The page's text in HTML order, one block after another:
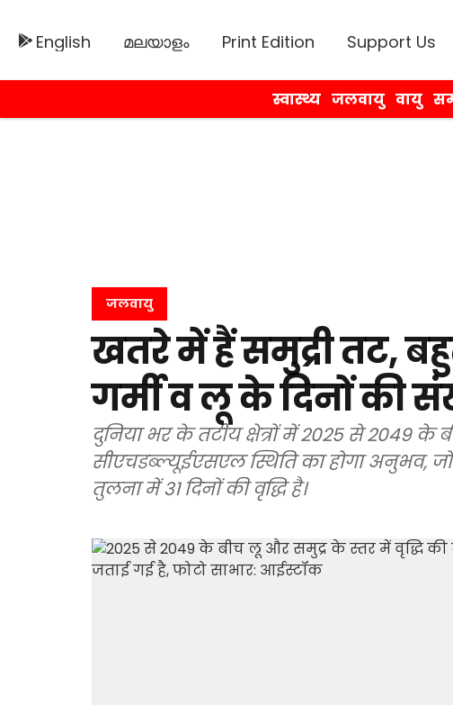
English മലയാളം Print Edition Support Us
स्वास्थ्य जलवायु वायु
जलवायु
खतरे में हैं समुद्री तट,
गर्मी व लू के दिनों की
दुनिया भर के तटीय क्षेत्रों में 2025 से 2049
सीएचडब्ल्यूईएसएल स्थिति का होगा अनुभव,
तुलना में 31 दिनों की वृद्धि है।